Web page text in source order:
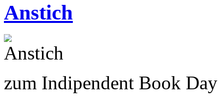
Anstich
zum Indipendent Book